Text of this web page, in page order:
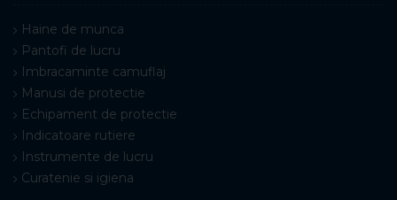
Haine de munca
Pantofi de lucru
Imbracaminte camuflaj
Manusi de protectie
Echipament de protectie
Indicatoare rutiere
Instrumente de lucru
Curatenie si igiena